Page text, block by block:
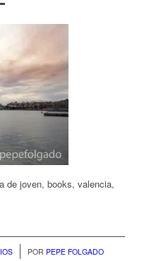
de joven, books, valencia,
POR PEPE FOLGADO